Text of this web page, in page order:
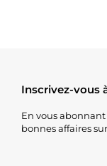
Inscrivez-vous
En vous
bonnes affaires